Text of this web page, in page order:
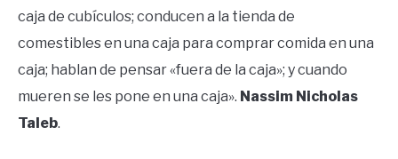
caja de cubículos; conducen a la tienda de
comestibles en una caja para comprar comida en una
caja; hablan de pensar «fuera de la caja»; y cuando
mueren se les pone en una caja». Nassim Nicholas
Taleb.